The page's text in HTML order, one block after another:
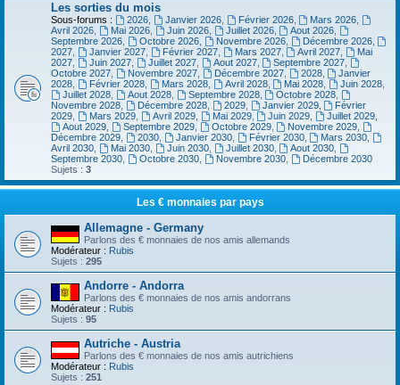
Les sorties du mois
Sous-forums : 2026, Janvier 2026, Février 2026, Mars 2026
Avril 2026
Mai 2026, Juin 2026, Juillet 2026, Aout 2026
Septembre 2026
Octobre 2026, Novembre 2026, Décembre 2026,
2027
Janvier 2027, Février 2027, Mars 2027, Avril 2027
Mai
2027
Juin 2027, Juillet 2027, Aout 2027, Septembre 2027
Octobre 2027
Novembre 2027, Décembre 2027, 2028,
Janvier
2028
Février 2028, Mars 2028, Avril 2028, Mai 2028 Juin 2028
Juillet 2028, Aout 2028, Septembre 2028, Octobre 2028
Novembre 2028
Décembre 2028, 2029, Janvier 2029,
Février
2029
Mars 2029, Avril 2029, Mai 2029, Juin 2029 Juillet 2029
Aout 2029, Septembre 2029, Octobre 2029, Novembre 2029
Décembre 2029
2030, Janvier 2030, Février 2030, Mars 2030
Avril 2030
Mai 2030, Juin 2030, Juillet 2030, Aout 2030
Septembre 2030
Octobre 2030, Novembre 2030,
Décembre 2030
Sujets : 3
Les € monnaies par pays
Allemagne - Germany
Parlons des € monnaies de nos amis allemands
Modérateur : Rubis
Sujets : 295
Andorre - Andorra
Parlons des € monnaies de nos amis andorrans
Modérateur : Rubis
Sujets : 95
Autriche - Austria
Parlons des € monnaies de nos amis autrichiens
Modérateur : Rubis
Sujets : 251